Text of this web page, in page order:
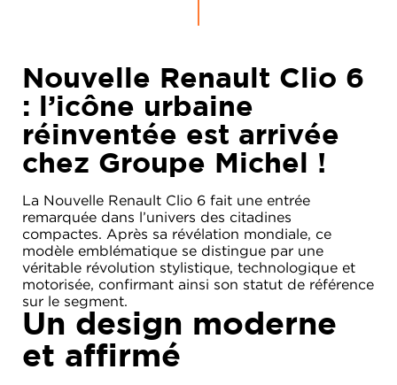
Nouvelle Renault Clio 6
: l’icône urbaine
réinventée est arrivée
chez Groupe Michel !
La Nouvelle Renault Clio 6 fait une entrée
remarquée dans l’univers des citadines
compactes. Après sa révélation mondiale, ce
modèle emblématique se distingue par une
véritable révolution stylistique, technologique et
motorisée, confirmant ainsi son statut de référence
sur le segment.
Un design moderne
et affirmé